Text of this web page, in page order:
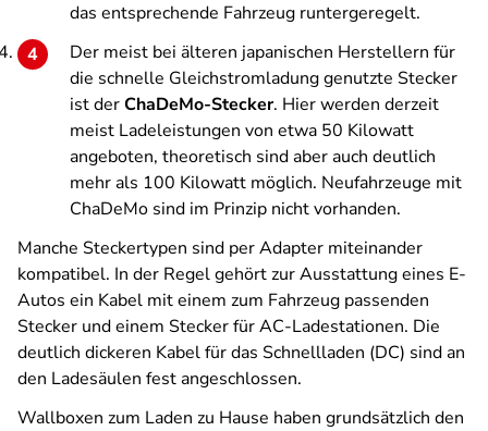
das entsprechende Fahrzeug runtergeregelt.
Der meist bei älteren japanischen Herstellern für
die schnelle Gleichstromladung genutzte Stecker
ist derChaDeMo-Stecker. Hier werden derzeit
meist Ladeleistungen von etwa 50 Kilowatt
angeboten, theoretisch sind aber auch deutlich
mehr als 100 Kilowatt möglich. Neufahrzeuge mit
ChaDeMo sind im Prinzip nicht vorhanden.
Manche Steckertypen sind per Adapter miteinander
kompatibel. In der Regel gehört zur Ausstattung eines E-
Autos ein Kabel mit einem zum Fahrzeug passenden
Stecker und einem Stecker für AC-Ladestationen. Die
deutlich dickeren Kabel für das Schnellladen (DC) sind an
den Ladesäulen fest angeschlossen.
Wallboxen zum Laden zu Hause haben grundsätzlich den